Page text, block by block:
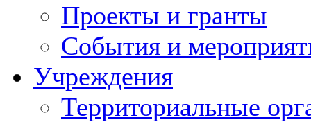
Проекты и гранты
События и
Учреждения
Территориальные